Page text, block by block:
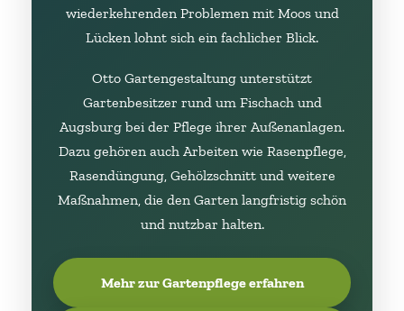
wiederkehrenden Problemen mit Moos und
Lücken lohnt sich ein fachlicher Blick.
Otto Gartengestaltung unterstützt
Gartenbesitzer rund um Fischach und
Augsburg bei der Pflege ihrer Außenanlagen.
Dazu gehören auch Arbeiten wie Rasenpflege,
Rasendüngung, Gehölzschnitt und weitere
Maßnahmen, die den Garten langfristig schön
und nutzbar halten.
Mehr zur Gartenpflege erfahren